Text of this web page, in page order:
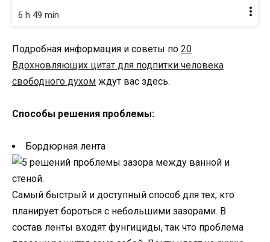
6 h 49 min
Подробная информация и советы по 20
Вдохновляющих цитат для подпитки человека
свободного духом ждут вас здесь.
Способы решения проблемы:
Бордюрная лента
Самый быстрый и доступный способ для тех, кто
планирует бороться с небольшими зазорами. В
состав ленты входят фунгициды, так что проблема